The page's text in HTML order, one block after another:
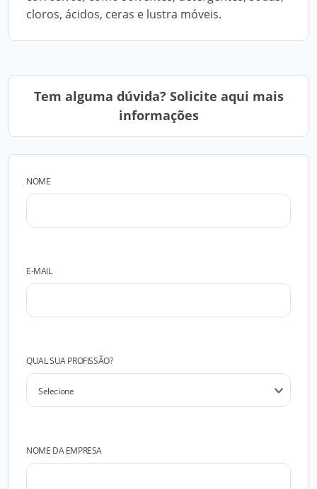
cloros, ácidos, ceras e lustra móveis.
Tem alguma dúvida? Solicite aqui mais
informações
NOME
E-MAIL
QUAL SUA PROFISSÃO?
NOME DA EMPRESA